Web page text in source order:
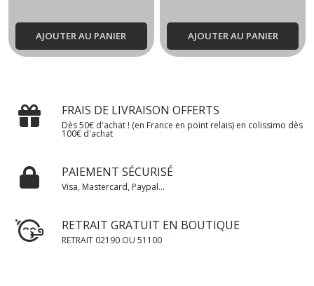
AJOUTER AU PANIER AJOUTER AU PANIER
FRAIS DE LIVRAISON OFFERTS
Dès 50€ d'achat ! (en France en point relais) en colissimo dès
100€ d'achat
PAIEMENT SÉCURISÉ
Visa, Mastercard, Paypal...
RETRAIT GRATUIT EN BOUTIQUE
RETRAIT 02190 OU 51100